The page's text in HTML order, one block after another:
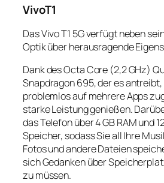
VivoT1
Das Vivo T1 5G verfügt neben
Optik über herausragende
Dank des Octa Core (2,2 GHz)
Snapdragon 695, der es antreibt,
problemlos auf mehrere Apps
starke Leistung genießen.
das Telefon über 4 GB RAM und
Speicher, sodass Sie all Ihre
Fotos und andere Dateien
sich Gedanken über
zu müssen.